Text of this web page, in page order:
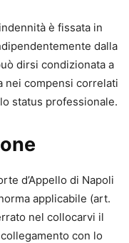
è fissata in
dalla
dirsi condizionata a
nei compensi correlati
status professionale.
d’Appello di Napoli
applicabile (art.
nel collocarvi il
con lo